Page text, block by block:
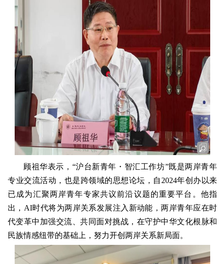
顾祖华表示，“沪台新青年・智汇工作坊”既是两岸青年
专业交流活动，也是跨领域的思想论坛，自2024年创办以来
已成为汇聚两岸青年专家共议前沿议题的重要平台。他指
出，AI时代将为两岸关系发展注入新动能，两岸青年应在时
代变革中加强交流、共同面对挑战，在守护中华文化根脉和
民族情感纽带的基础上，努力开创两岸关系新局面。